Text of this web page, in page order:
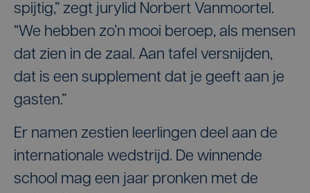
spijtig,” zegt jurylid Norbert Vanmoortel.
“We hebben zo’n mooi beroep, als mensen
dat zien in de zaal. Aan tafel versnijden,
dat is een supplement dat je geeft aan je
gasten.”
Er namen zestien leerlingen deel aan de
internationale wedstrijd. De winnende
school mag een jaar pronken met de